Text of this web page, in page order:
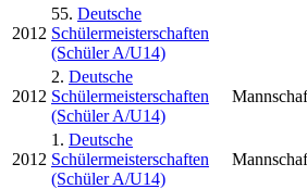
2012
55. Deutsche
Schülermeisterschaften
(Schüler A/U14)
2012
2. Deutsche
Schülermeisterschaften
(Schüler A/U14)
2012
1. Deutsche
Schülermeisterschaften
(Schüler A/U14)